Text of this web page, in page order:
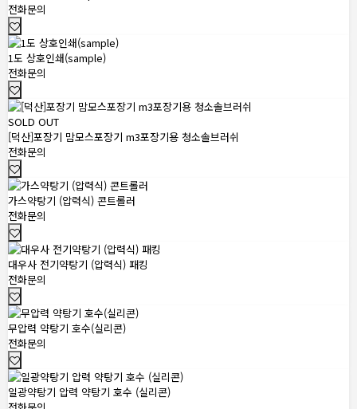
전화문의
1도 상호인쇄(sample)
전화문의
SOLD OUT
[덕산]포장기 맘모스포장기 m3포장기용 청소솔브러쉬
전화문의
가스약탕기 (압력식) 콘트롤러
전화문의
대우사 전기약탕기 (압력식) 패킹
전화문의
무압력 약탕기 호수(실리콘)
전화문의
일광약탕기 압력 약탕기 호수 (실리콘)